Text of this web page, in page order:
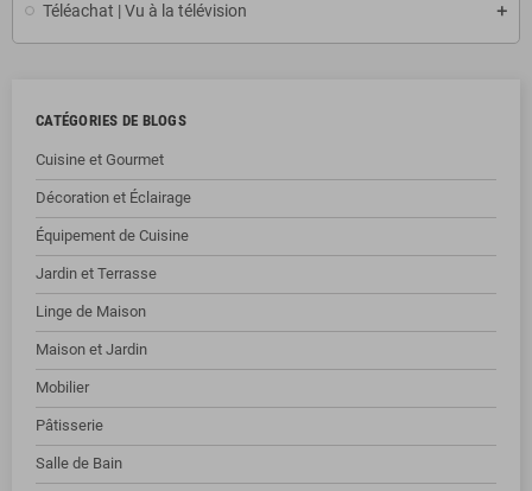
Téléachat | Vu à la télévision
CATÉGORIES DE BLOGS
Cuisine et Gourmet
Décoration et Éclairage
Équipement de Cuisine
Jardin et Terrasse
Linge de Maison
Maison et Jardin
Mobilier
Pâtisserie
Salle de Bain